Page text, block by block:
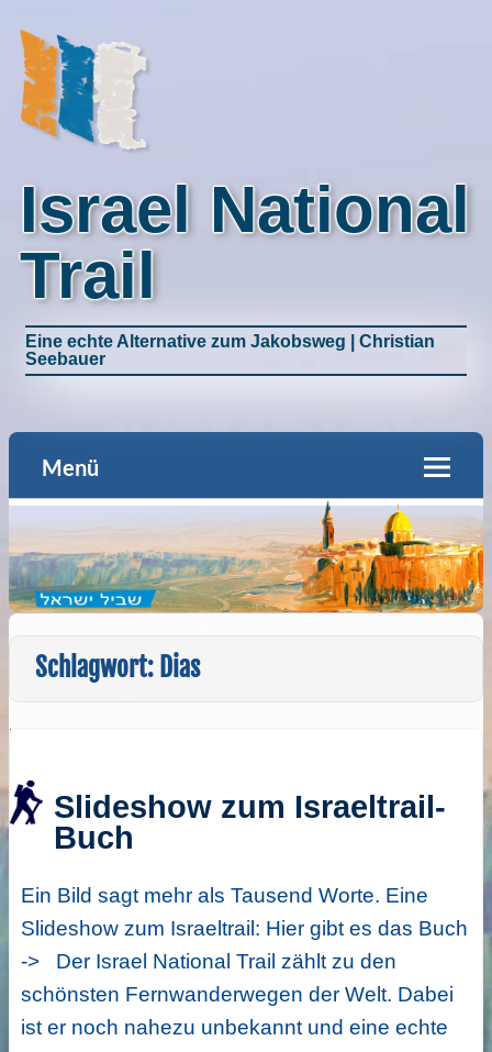
Israel National
Trail
Eine echte Alternative zum Jakobsweg | Christian
Seebauer
Menü
Schlagwort: Dias
Slideshow zum Israeltrail-
Buch
Ein Bild sagt mehr als Tausend Worte. Eine
Slideshow zum Israeltrail: Hier gibt es das Buch
-> Der Israel National Trail zählt zu den
schönsten Fernwanderwegen der Welt. Dabei
ist er noch nahezu unbekannt und eine echte